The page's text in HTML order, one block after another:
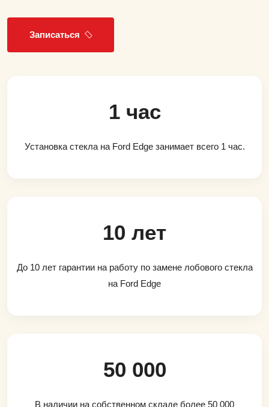
Записаться
1 час
Установка стекла на Ford Edge занимает всего 1 час.
10 лет
До 10 лет гарантии на работу по замене лобового стекла
на Ford Edge
50 000
В наличии на собственном складе более 50 000